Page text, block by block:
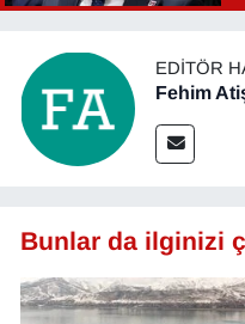
EDITÖR
Fehim
Bunlar da ilginizi